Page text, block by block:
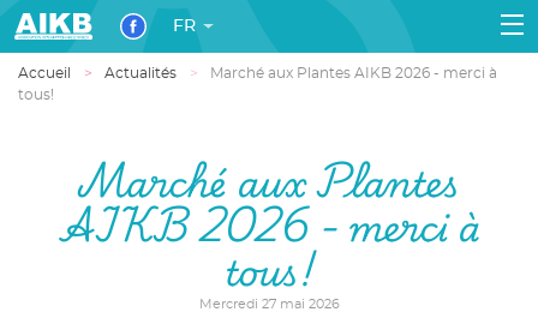
FR
Accueil Actualités
Marché aux Plantes AIKB 2026 - merci à
tous!
Marché aux Plantes
AIKB 2026 - merci à
tous!
Mercredi 27 mai 2026